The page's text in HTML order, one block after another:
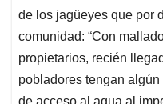
de los jagüeyes que por
comunidad: “Con
propietarios, recién
pobladores tengan
de acceso al agua al